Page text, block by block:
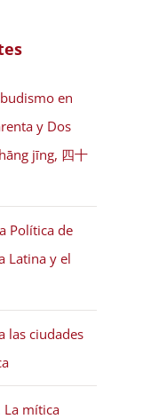
en
y Dos
jīng, 四十
Política de
Latina y el
las ciudades
La mítica